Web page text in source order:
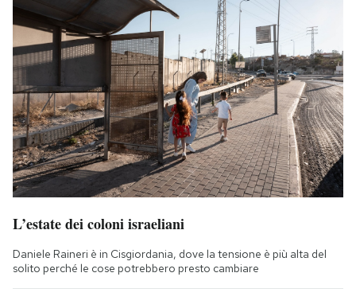
L’estate dei coloni israeliani
Daniele Raineri è in Cisgiordania, dove la tensione è più alta del
solito perché le cose potrebbero presto cambiare